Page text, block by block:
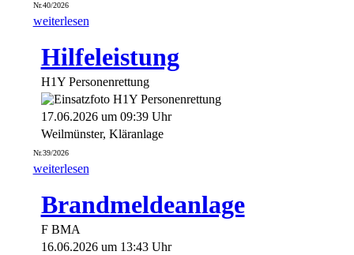
Nr.40/2026
weiterlesen
Hilfeleistung
H1Y Personenrettung
17.06.2026 um 09:39 Uhr
Weilmünster, Kläranlage
Nr.39/2026
weiterlesen
Brandmeldeanlage
F BMA
16.06.2026 um 13:43 Uhr